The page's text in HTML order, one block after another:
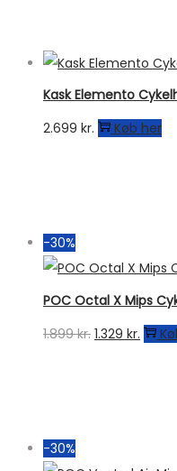
Kask Elemento
2.699 kr. Køb her
-30%
POC Octal X Mips
1.899kr. Den
1.329 kr. Den
-30%